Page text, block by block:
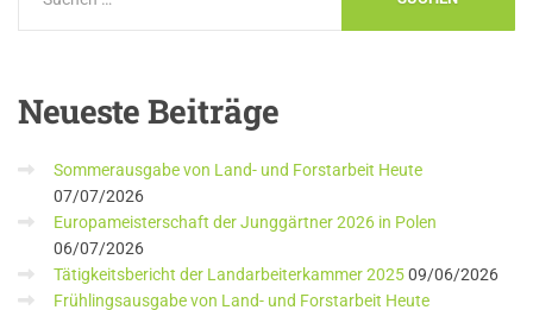
NeuesteBeiträge
Sommerausgabe von Land- und Forstarbeit Heute
07/07/2026
Europameisterschaft der Junggärtner 2026 in Polen
06/07/2026
Tätigkeitsbericht der Landarbeiterkammer 202509/06/2026
Frühlingsausgabe von Land- und Forstarbeit Heute